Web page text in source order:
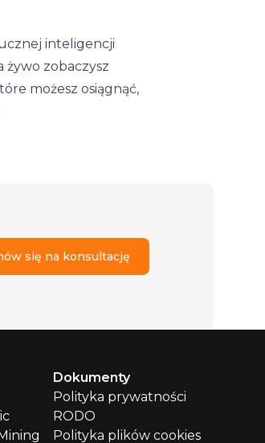
inteligencji
żywo zobaczysz
możesz osiągnąć,
się na konsultację
Dokumenty
Polityka prywatności
RODO
Polityka plików cookies